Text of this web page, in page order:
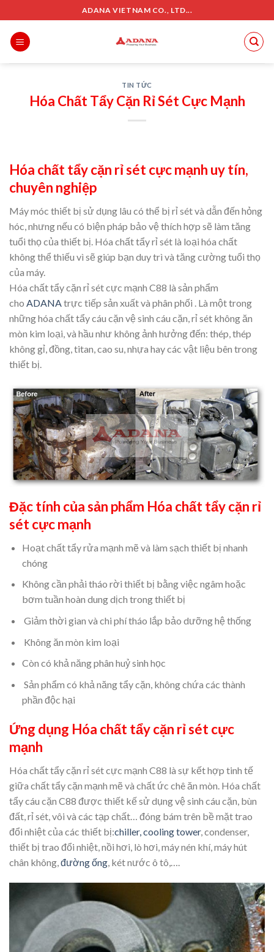
to
content
ADANA VIETNAM CO., LTD...
TIN TỨC
Hóa Chất Tẩy Cặn Rỉ Sét Cực Mạnh
Hóa chất tẩy cặn rỉ sét cực mạnh uy tín,
chuyên nghiệp
Máy móc thiết bị sử dụng lâu có thể bị rỉ sét và dẫn đến hỏng
hóc, nhưng nếu có biện pháp bảo vệ thích hợp sẽ làm tăng
tuổi thọ của thiết bị. Hóa chất tẩy rỉ sét là loại hóa chất
không thể thiếu vì sẽ giúp bạn duy trì và tăng cường tuổi thọ
của máy.
Hóa chất tẩy cặn rỉ sét cực mạnh C88 là sản phẩm
cho ADANA trực tiếp sản xuất và phân phối . Là một trong
những hóa chất tẩy cáu cặn vệ sinh cáu cặn, rỉ sét không ăn
mòn kim loại, và hầu như không ảnh hưởng đến: thép, thép
không gỉ, đồng, titan, cao su, nhựa hay các vật liệu bên trong
thiết bị.
Đặc tính của sản phẩm Hóa chất tẩy cặn rỉ
sét cực mạnh
Hoạt chất tẩy rửa mạnh mẽ và làm sạch thiết bị nhanh
chóng
Không cần phải tháo rời thiết bị bằng việc ngâm hoặc
bơm tuần hoàn dung dịch trong thiết bị
Giảm thời gian và chi phí tháo lắp bảo dưỡng hệ thống
Không ăn mòn kim loại
Còn có khả năng phân huỷ sinh học
Sản phẩm có khả năng tẩy cặn, không chứa các thành
phần độc hại
Ứng dụng Hóa chất tẩy cặn rỉ sét cực
mạnh
Hóa chất tẩy cặn rỉ sét cực mạnh C88 là sự kết hợp tinh tế
giữa chất tẩy cặn mạnh mẽ và chất ức chê ăn mòn. Hóa chất
tẩy cáu cặn C88 được thiết kế sử dụng vệ sinh cáu cặn, bùn
đất, rỉ sét, vôi và các tạp chất… đóng bám trên bề mặt trao
đổi nhiệt của các thiết bị:chiller, cooling tower, condenser,
thiết bị trao đổi nhiệt, nồi hơi, lò hơi, máy nén khí, máy hút
chân không, đường ống , két nước ô tô,….